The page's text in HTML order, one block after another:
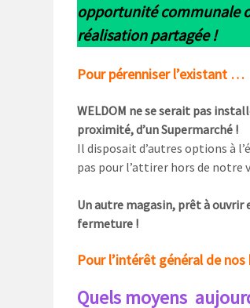
opportunité communale
réalisation partagée !
Pour pérenniser l’existant …
WELDOM ne se serait pas
proximité, d’un Supermarché !
Il disposait d’autres options à
pas pour l’attirer hors de notre
Un autre magasin, prêt à
fermeture !
Pour l’intérêt général de
Quels moyens